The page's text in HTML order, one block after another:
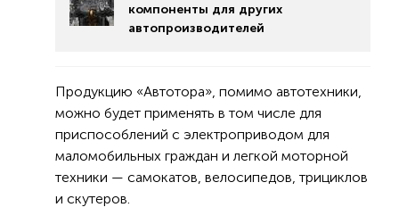
компоненты для других
автопроизводителей
Продукцию «Автотора», помимо автотехники,
можно будет применять в том числе для
приспособлений с электроприводом для
маломобильных граждан и легкой моторной
техники — самокатов, велосипедов, трициклов
и скутеров.